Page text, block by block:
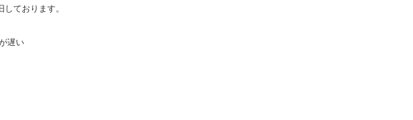
ております。
遅い